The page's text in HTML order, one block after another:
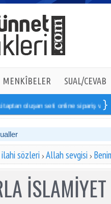
MENKÎBELER SUAL/CEVAB
oluşan seti online sipariş
ilahi sözleri Allah sevgisi